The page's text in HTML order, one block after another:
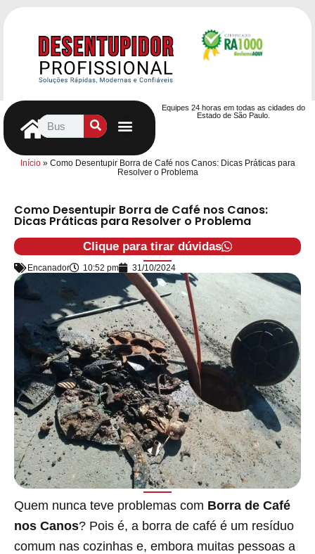
Equipes 24 horas em todas as cidades do
Estado de São Paulo.
Início» Como Desentupir Borra de Café nos Canos: Dicas Práticas para
Resolver o Problema
Como Desentupir Borra de Café nos Canos:
Dicas Práticas para Resolver o Problema
Clique para tirar dúvidas
Encanador 10:52 pm 31/10/2024
Quem nunca teve problemas com Borra de Café
nos Canos? Pois é, a borra de café é um resíduo
comum nas cozinhas e, embora muitas pessoas a